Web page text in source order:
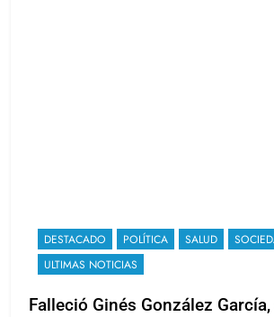
DESTACADO POLÍTICA SALUD
ULTIMAS NOTICIAS
Falleció Ginés González